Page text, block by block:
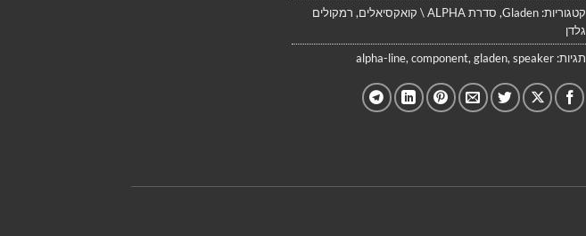
קטגוריות: Gladen
, סדרת ALPHA \ קואקסיאלים , רמקולים
גלדן
תגיות:
alpha-line, component, gladen, speaker